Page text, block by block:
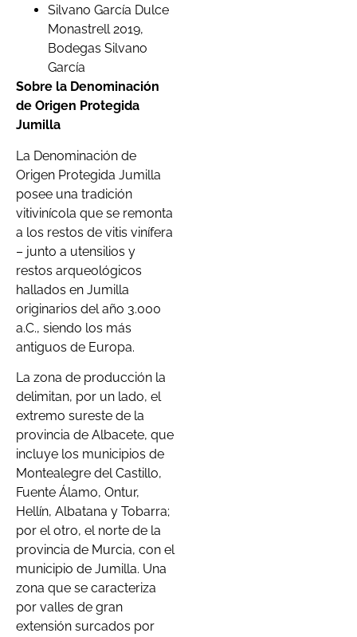
Silvano García Dulce
Monastrell 2019,
Bodegas Silvano
García
Sobre la Denominación
de Origen Protegida
Jumilla
La Denominación de
Origen Protegida Jumilla
posee una tradición
vitivinícola que se remonta
a los restos de vitis vinífera
– junto a utensilios y
restos arqueológicos
hallados en Jumilla
originarios del año 3.000
a.C., siendo los más
antiguos de Europa.
La zona de producción la
delimitan, por un lado, el
extremo sureste de la
provincia de Albacete, que
incluye los municipios de
Montealegre del Castillo,
Fuente Álamo, Ontur,
Hellín, Albatana y Tobarra;
por el otro, el norte de la
provincia de Murcia, con el
municipio de Jumilla. Una
zona que se caracteriza
por valles de gran
extensión surcados por